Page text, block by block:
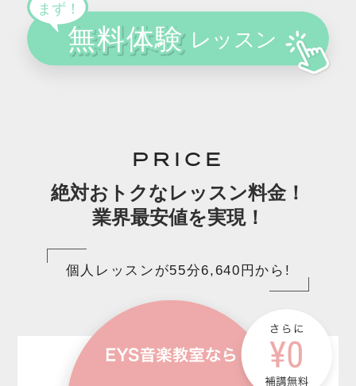
PRICE
絶対おトクなレッスン料金！
業界最安値を実現！
個人レッスンが55分6,640円から!